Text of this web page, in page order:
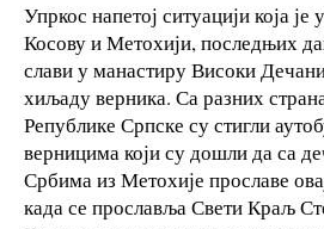
Упркос напетој ситуацији која
Косову и Метохији, последњих
слави у манастиру Високи
хиљаду верника. Са разних
Републике Српске су стигли
верницима који су дошли да са
Србима из Метохије прославе
када се прославља Свети Краљ